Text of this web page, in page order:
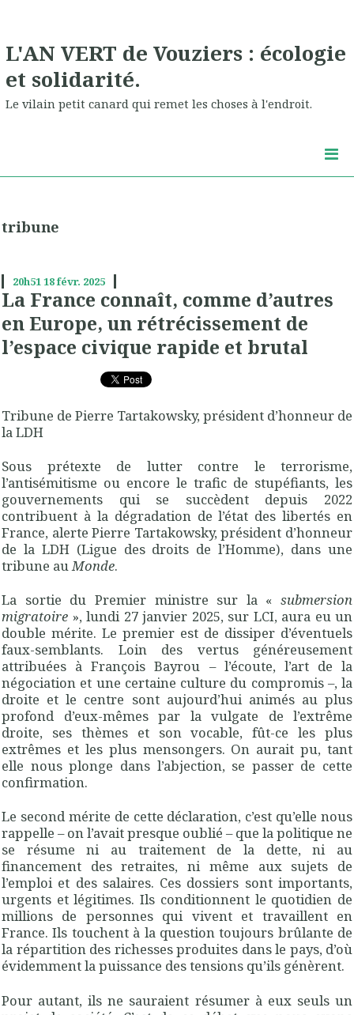
L'AN VERT de Vouziers : écologie
et solidarité.
Le vilain petit canard qui remet les choses à l'endroit.
tribune
20h5118févr. 2025
La France connaît, comme d’autres
en Europe, un rétrécissement de
l’espace civique rapide et brutal
Tribune de Pierre Tartakowsky, président d’honneur de
la LDH
Sous prétexte de lutter contre le terrorisme,
l’antisémitisme ou encore le trafic de stupéfiants, les
gouvernements qui se succèdent depuis 2022
contribuent à la dégradation de l’état des libertés en
France, alerte Pierre Tartakowsky, président d’honneur
de la LDH (Ligue des droits de l’Homme), dans une
tribune auMonde.
La sortie du Premier ministre sur la « submersion
migratoire », lundi 27 janvier 2025, sur LCI, aura eu un
double mérite. Le premier est de dissiper d’éventuels
faux-semblants. Loin des vertus généreusement
attribuées à François Bayrou – l’écoute, l’art de la
négociation et une certaine culture du compromis –, la
droite et le centre sont aujourd’hui animés au plus
profond d’eux-mêmes par la vulgate de l’extrême
droite, ses thèmes et son vocable, fût-ce les plus
extrêmes et les plus mensongers. On aurait pu, tant
elle nous plonge dans l’abjection, se passer de cette
confirmation.
Le second mérite de cette déclaration, c’est qu’elle nous
rappelle – on l’avait presque oublié – que la politique ne
se résume ni au traitement de la dette, ni au
financement des retraites, ni même aux sujets de
l’emploi et des salaires. Ces dossiers sont importants,
urgents et légitimes. Ils conditionnent le quotidien de
millions de personnes qui vivent et travaillent en
France. Ils touchent à la question toujours brûlante de
la répartition des richesses produites dans le pays, d’où
évidemment la puissance des tensions qu’ils génèrent.
Pour autant, ils ne sauraient résumer à eux seuls un